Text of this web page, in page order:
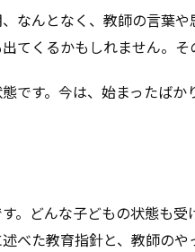
なんとなく、教師の言葉
てくるかもしれません。そ
です。今は、始まったば
。どんな子どもの状態も
べた教育指針と、教師の